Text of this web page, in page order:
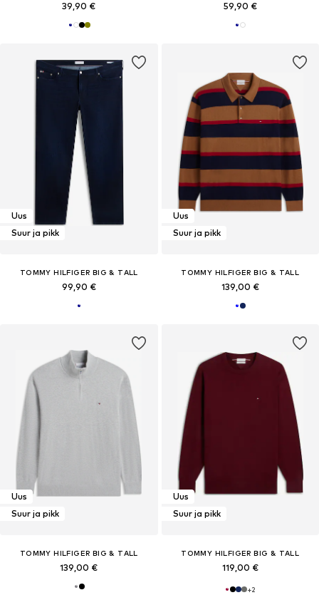
39,90 € 59,90 €
Uus
Suur ja pikk
TOMMY HILFIGER BIG & TALL
99,90 €
Uus
Suur ja pikk
TOMMY HILFIGER BIG & TALL
139,00 €
Uus
Suur ja pikk
TOMMY HILFIGER BIG & TALL
139,00 €
Uus
Suur ja pikk
TOMMY HILFIGER BIG & TALL
119,00 €
+2